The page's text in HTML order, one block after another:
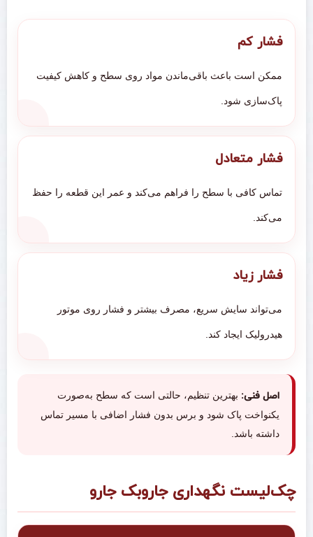
فشار کم
ممکن است باعث باقی‌ماندن مواد روی سطح و کاهش کیفیت
پاک‌سازی شود.
فشار متعادل
تماس کافی با سطح را فراهم می‌کند و عمر این قطعه را حفظ
می‌کند.
فشار زیاد
می‌تواند سایش سریع، مصرف بیشتر و فشار روی موتور
هیدرولیک ایجاد کند.
اصل فنی: بهترین تنظیم، حالتی است که سطح به‌صورت
یکنواخت پاک شود و برس بدون فشار اضافی با مسیر تماس
داشته باشد.
چک‌لیست نگهداری جاروبک جارو